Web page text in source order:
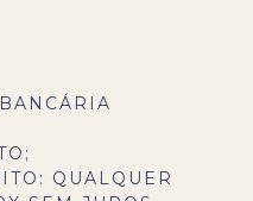
QUALQUER